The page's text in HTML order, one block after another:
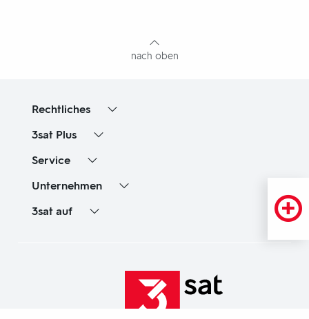
nach oben
Rechtliches
3sat Plus
Service
Unternehmen
3sat auf